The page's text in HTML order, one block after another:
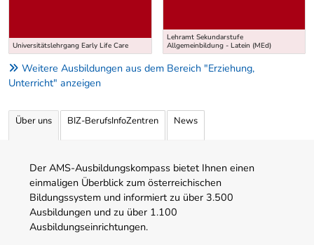
Universitätslehrgang Early Life Care
Lehramt Sekundarstufe
Allgemeinbildung - Latein (MEd)
Weitere Ausbildungen aus dem Bereich "Erziehung,
Unterricht" anzeigen
Über uns BIZ-BerufsInfoZentren News
Der AMS-Ausbildungskompass bietet Ihnen einen
einmaligen Überblick zum österreichischen
Bildungssystem und informiert zu über 3.500
Ausbildungen und zu über 1.100
Ausbildungseinrichtungen.